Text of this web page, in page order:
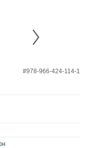
#978-966-424-114-1